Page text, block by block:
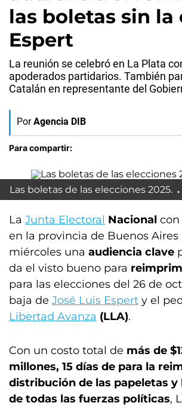
las boletas sin la
Espert
La reunión se celebró en La Plata
apoderados partidarios. También
Catalán en representante del
Por Agencia DIB
Para compartir:
Las boletas de las elecciones 2025.
La Junta Electoral Nacional
en la provincia de Buenos Aires
miércoles una audiencia clave
da el visto bueno para
para las elecciones del 26 de
baja de José Luis Espert y el
Libertad Avanza (LLA).
Con un costo total de más de
millones, 15 días de para la
distribución de las papeletas y
de todas las fuerzas políticas,